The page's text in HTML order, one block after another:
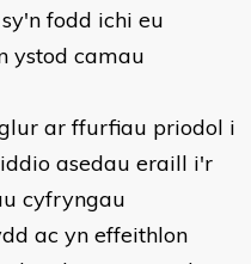
fodd ichi eu
ystod camau
ar ffurfiau priodol i
asedau eraill i'r
cyfryngau
ac yn effeithlon